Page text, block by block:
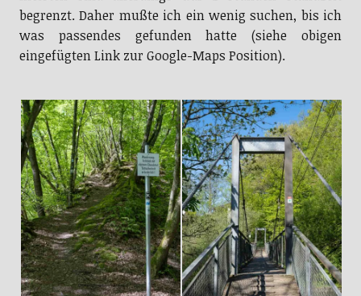
begrenzt. Daher mußte ich ein wenig suchen, bis ich
was passendes gefunden hatte (siehe obigen
eingefügten Link zur Google-Maps Position).